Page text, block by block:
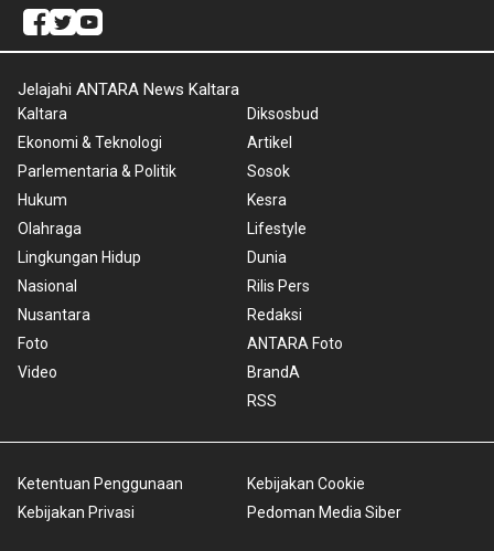
Jelajahi ANTARA News Kaltara
Kaltara
Ekonomi & Teknologi
Parlementaria & Politik
Hukum
Olahraga
Lingkungan Hidup
Nasional
Nusantara
Foto
Video
Diksosbud
Artikel
Sosok
Kesra
Lifestyle
Dunia
Rilis Pers
Redaksi
ANTARA Foto
BrandA
RSS
Ketentuan Penggunaan
Kebijakan Privasi
Kebijakan Cookie
Pedoman Media Siber